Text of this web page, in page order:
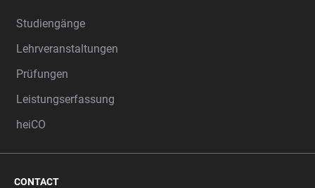
Studiengänge
Lehrveranstaltungen
Prüfungen
Leistungserfassung
heiCO
CONTACT